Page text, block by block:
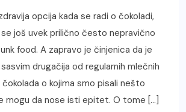
opcija kada se radi o čokoladi,
još uvek prilično često nepravično
food. A zapravo je činjenica da je
drugačija od regularnih mlečnih
čokolada o kojima smo pisali nešto
mogu da nose isti epitet. O tome […]